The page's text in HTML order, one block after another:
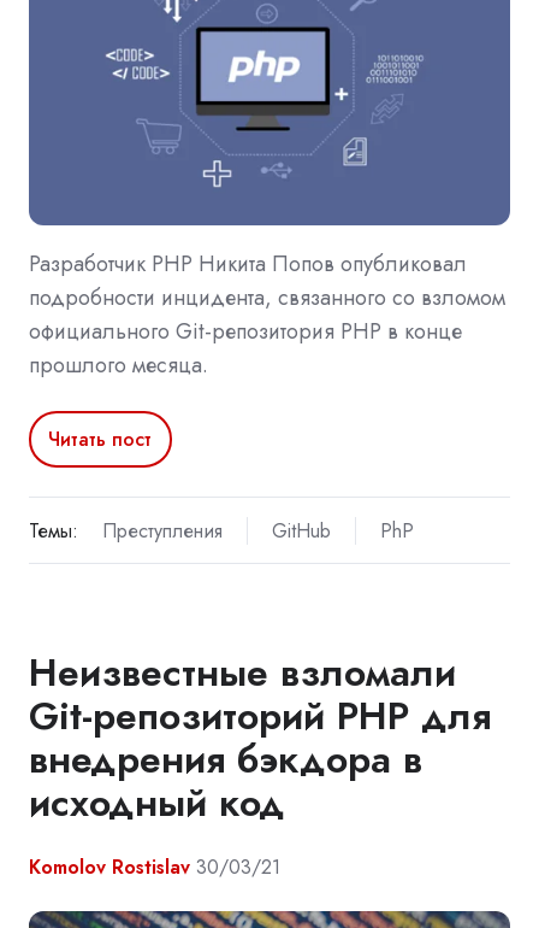
Разработчик PHP Никита Попов опубликовал
подробности инцидента, связанного со взломом
официального Git-репозитория PHP в конце
прошлого месяца.
Читать пост
Темы: Преступления GitHub PhP
Неизвестные взломали
Git-репозиторий PHP для
внедрения бэкдора в
исходный код
Komolov Rostislav 30/03/21